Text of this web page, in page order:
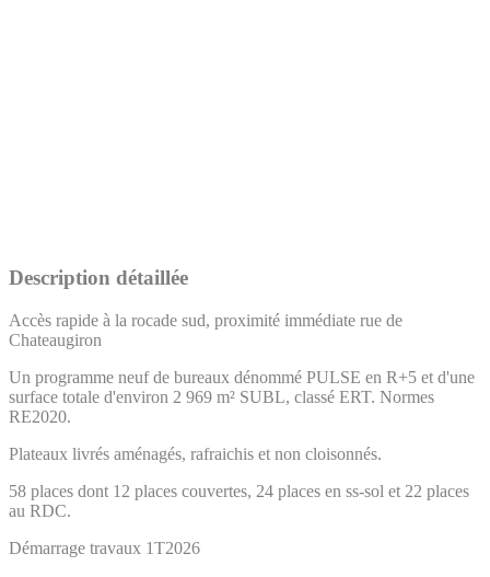
Description détaillée
Accès rapide à la rocade sud, proximité immédiate rue de
Chateaugiron
Un programme neuf de bureaux dénommé PULSE en R+5 et d'une
surface totale d'environ 2 969 m² SUBL, classé ERT. Normes
RE2020.
Plateaux livrés aménagés, rafraichis et non cloisonnés.
58 places dont 12 places couvertes, 24 places en ss-sol et 22 places
au RDC.
Démarrage travaux 1T2026